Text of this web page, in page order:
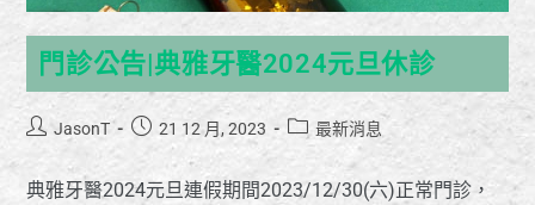
門診公告|典雅牙醫2024元旦休診
JasonT 21 12 月, 2023 最新消息
典雅牙醫2024元旦連假期間2023/12/30(六)正常門診，